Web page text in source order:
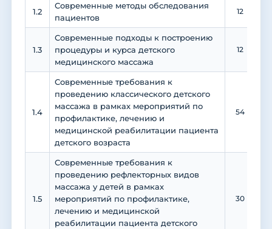
1.2
Современные методы обследования
пациентов
12
1.3
Современные подходы к построению
процедуры и курса детского
медицинского массажа
12
1.4
Современные требования к
проведению классического детского
массажа в рамках мероприятий по
профилактике, лечению и
медицинской реабилитации пациента
детского возраста
54
1.5
Современные требования к
проведению рефлекторных видов
массажа у детей в рамках
мероприятий по профилактике,
лечению и медицинской
реабилитации пациента детского
30